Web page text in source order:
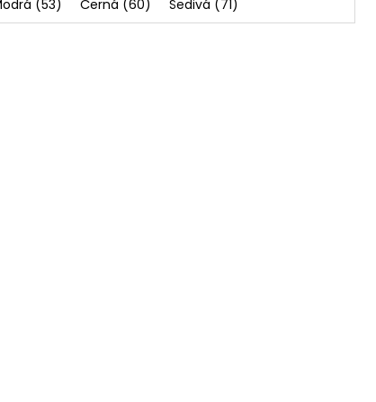
(53) Černá (60) Šedivá (71)